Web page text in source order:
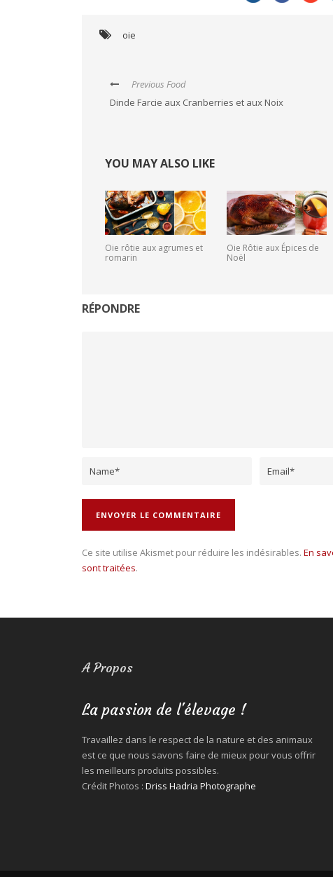
oie
Previous Food
Dinde Farcie aux Cranberries et aux Noix
YOU MAY ALSO LIKE
Oie rôtie aux agrumes et
romarin
Oie Rôtie aux Épices de
Noël
RÉPONDRE
Ce site utilise Akismet pour réduire les indésirables. En
sont traitées.
A Propos
La passion de l'élevage !
Travaillez dans le respect de la nature et des animaux
est ce que nous savons faire de mieux pour vous offrir
les meilleurs produits possibles.
Crédit Photos : Driss Hadria Photographe